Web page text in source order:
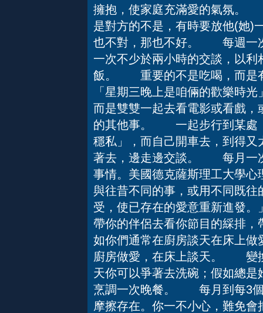
擁抱，使家庭充滿愛的氣氛
是對方的不是，有時要放他(她)
也不對，那也不好。 每週一
一次不少於兩小時的交談，以
飯。 重要的不是吃喝，而
「星期三晚上是咱倆的歡樂時
而是雙雙一起去看電影或看戲
的其他事。 一起步行到某處
穩私」，而自己開車去，到得
著去，邊走邊交談。 每月一
事情。美國德克薩斯理工大學心
與往昔不同的事，或用不同既
受，使已存在的愛意重新進發
帶你的伴侶去看你節目的綵排
如你們通常在廚房談天在床上
廚房做愛，在床上談天。 變
天你可以爭著去洗碗；假如總
烹調一次晚餐。 每月到每3
摩擦存在。你一不小心，難免